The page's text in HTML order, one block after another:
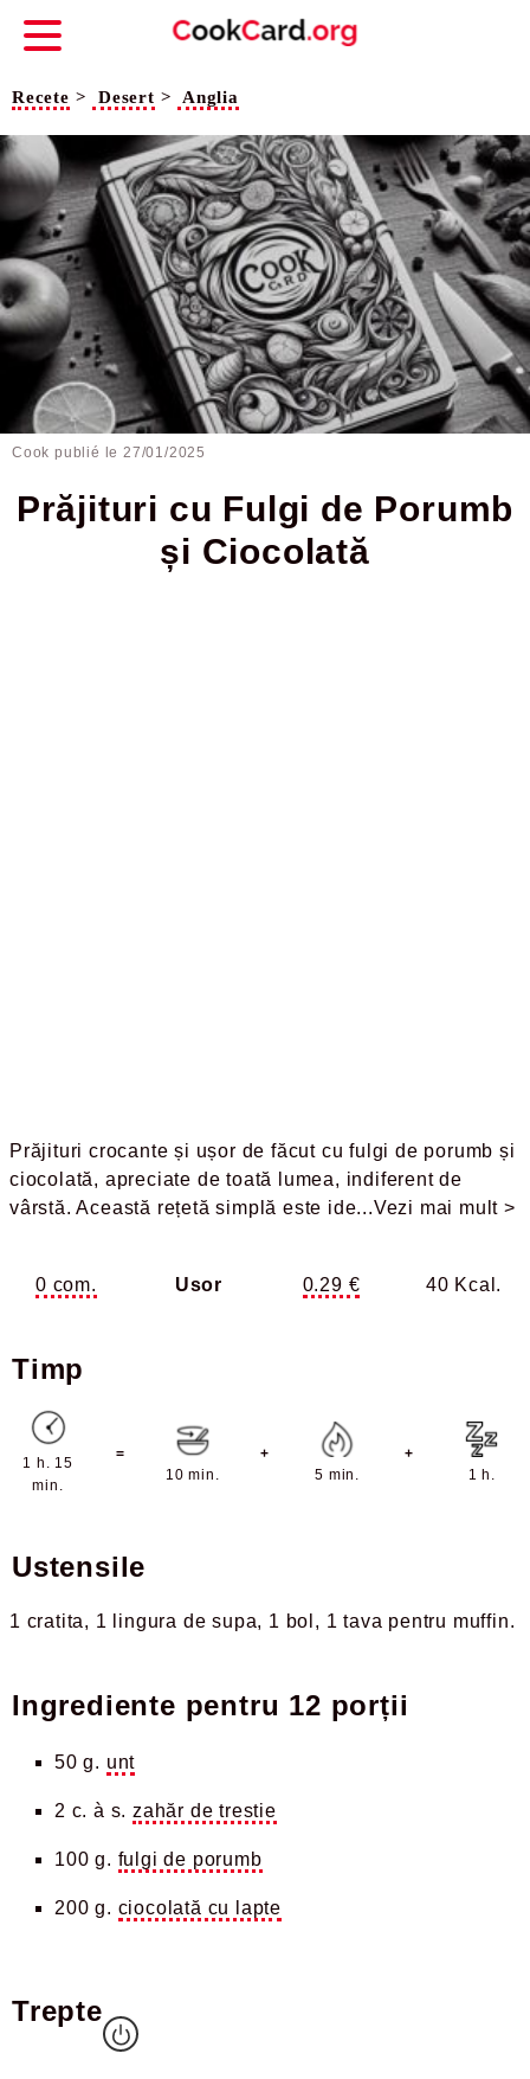
Recete > Desert > Anglia
Cook publié le27/01/2025
Prăjituri cu Fulgi de Porumb
și Ciocolată
Prăjituri crocante și ușor de făcut cu fulgi de porumb și
ciocolată, apreciate de toată lumea, indiferent de
vârstă. Această rețetă simplă este ide...Vezi mai mult >
0 com. Usor 0.29 € 40 Kcal.
Timp
1 h. 15
min.
=
10 min.
+
5 min.
+
1 h.
Ustensile
1 cratita 1 lingura de supa 1 bol 1 tava pentru muffin
Ingrediente pentru 12 porții
50 g. unt
2 c. à s. zahăr de trestie
100 g. fulgi de porumb
200 g. ciocolată cu lapte
Trepte